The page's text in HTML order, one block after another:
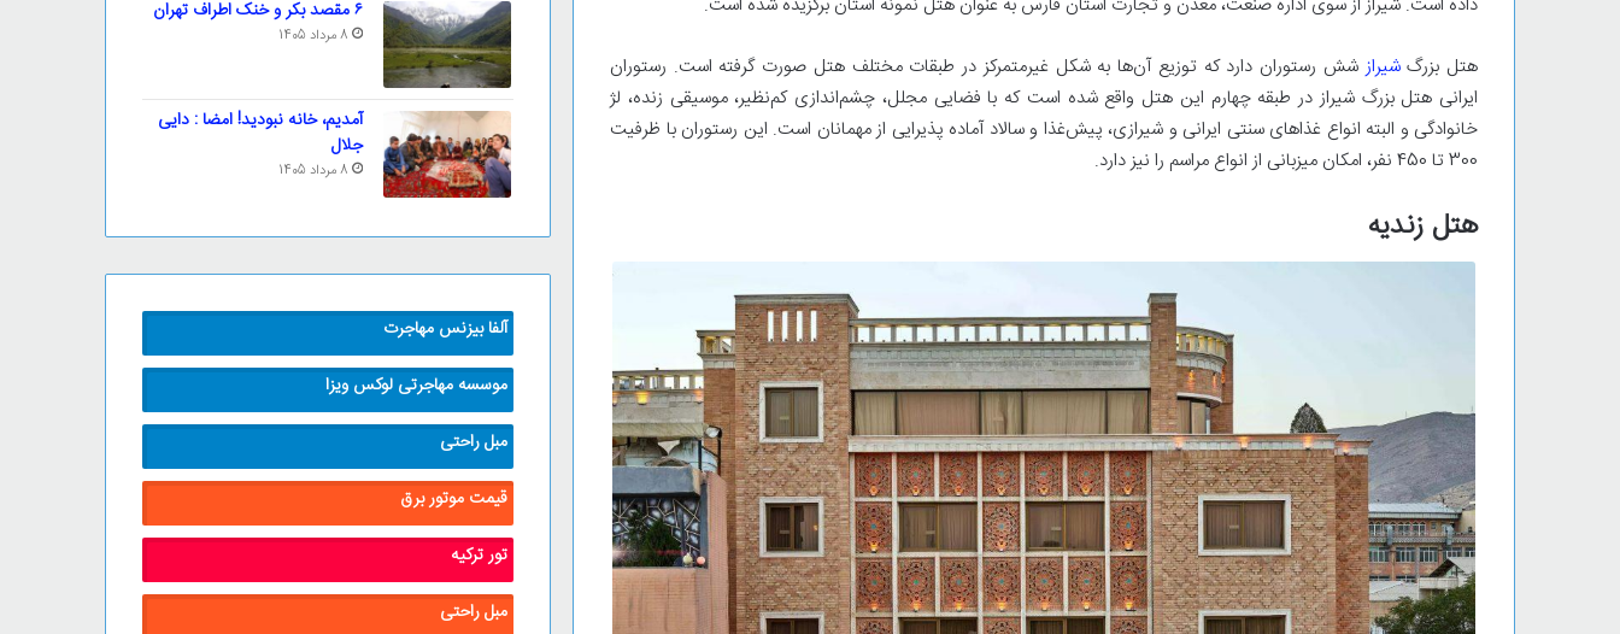
هتل بزرگشیراز شش رستوران دارد که توزیع آن‌ها به شکل غیرمتمرکز در طبقات مختلف هتل صورت گرفته است. رستوران
ایرانی هتل بزرگ شیراز در طبقه چهارم این هتل واقع شده است که با فضایی مجلل، چشم‌اندازی کم‌نظیر، موسیقی زنده، لژ
خانوادگی و البته انواع غذاهای سنتی ایرانی و شیرازی، پیش‌غذا و سالاد آماده پذیرایی از مهمانان است. این رستوران با ظرفیت
300 تا 450 نفر، امکان میزبانی از انواع مراسم را نیز دارد.
هتل زندیه
۶ مقصد بکر و خنک اطراف تهران
8 مرداد 1405
آمدیم، خانه نبودید! امضا : دایی
جلال
8 مرداد 1405
آلفا بیزنس مهاجرت
موسسه مهاجرتی لوکس ویزا
مبل راحتی
قیمت موتور برق
تور ترکیه
مبل راحتی